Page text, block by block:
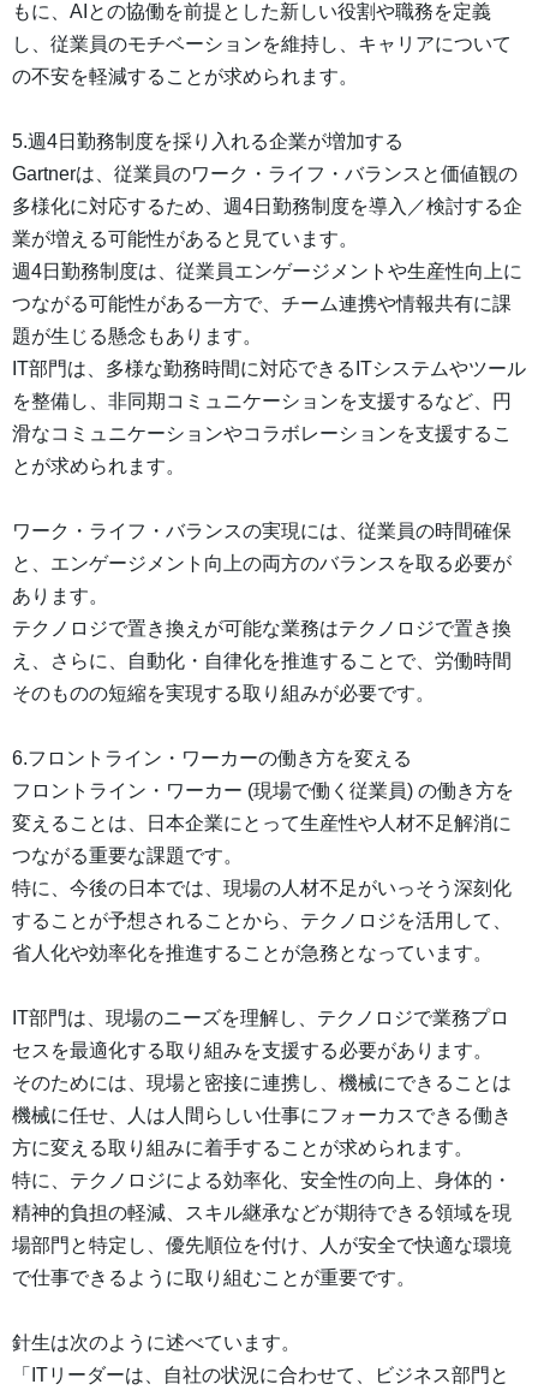
もに、AIとの協働を前提とした新しい役割や職務を定義
し、従業員のモチベーションを維持し、キャリアについて
の不安を軽減することが求められます。
5.週4日勤務制度を採り入れる企業が増加する
Gartnerは、従業員のワーク・ライフ・バランスと価値観の
多様化に対応するため、週4日勤務制度を導入／検討する企
業が増える可能性があると見ています。
週4日勤務制度は、従業員エンゲージメントや生産性向上に
つながる可能性がある一方で、チーム連携や情報共有に課
題が生じる懸念もあります。
IT部門は、多様な勤務時間に対応できるITシステムやツール
を整備し、非同期コミュニケーションを支援するなど、円
滑なコミュニケーションやコラボレーションを支援するこ
とが求められます。
ワーク・ライフ・バランスの実現には、従業員の時間確保
と、エンゲージメント向上の両方のバランスを取る必要が
あります。
テクノロジで置き換えが可能な業務はテクノロジで置き換
え、さらに、自動化・自律化を推進することで、労働時間
そのものの短縮を実現する取り組みが必要です。
6.フロントライン・ワーカーの働き方を変える
フロントライン・ワーカー (現場で働く従業員) の働き方を
変えることは、日本企業にとって生産性や人材不足解消に
つながる重要な課題です。
特に、今後の日本では、現場の人材不足がいっそう深刻化
することが予想されることから、テクノロジを活用して、
省人化や効率化を推進することが急務となっています。
IT部門は、現場のニーズを理解し、テクノロジで業務プロ
セスを最適化する取り組みを支援する必要があります。
そのためには、現場と密接に連携し、機械にできることは
機械に任せ、人は人間らしい仕事にフォーカスできる働き
方に変える取り組みに着手することが求められます。
特に、テクノロジによる効率化、安全性の向上、身体的・
精神的負担の軽減、スキル継承などが期待できる領域を現
場部門と特定し、優先順位を付け、人が安全で快適な環境
で仕事できるように取り組むことが重要です。
針生は次のように述べています。
「ITリーダーは、自社の状況に合わせて、ビジネス部門と